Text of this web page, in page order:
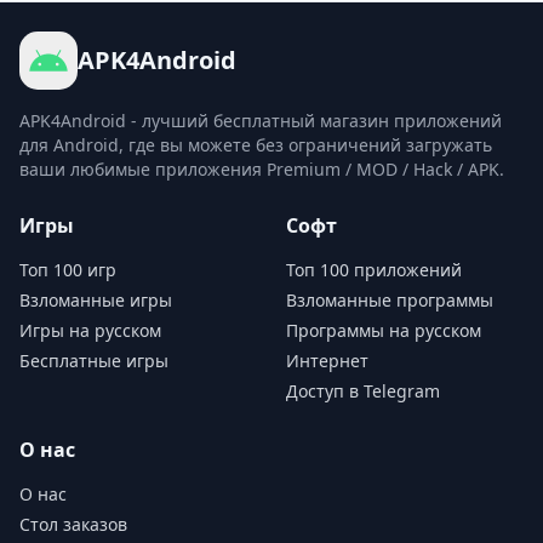
и ярки, что способствует созданию красочной
игровой среды. Кроме того, диалоги выверены до
мелочей, что делает впечатления геймера
полными. Управление в игре также довольно
простое и плавное на экране телефона.
APK4Android
APK4Android - лучший бесплатный магазин приложений
для Android, где вы можете без ограничений загружать
ваши любимые приложения Premium / MOD / Hack / APK.
Игры
Топ 100 игр
Взломанные игры
Игры на русском
Бесплатные игры
Софт
Топ 100 приложений
Взломанные программы
Программы на русском
Интернет
Доступ в Telegram
О нас
О нас
Стол заказов